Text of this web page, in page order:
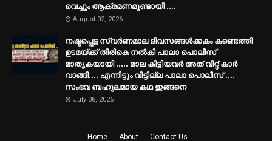
വെച്ചും ആക്രമണമുണ്ടായി ....
August 02, 2026
നഷ്ടപ്പെട്ട സ്വർണമാല ദിവസങ്ങൾക്കകം കണ്ടെത്തി
ഉടമയ്ക്ക് തിരികെ നൽകി പാലാ പൊലീസ്
മാതൃകയായി ..... മാല കിട്ടിയവർ അത് വിറ്റ് കാർ
വാങ്ങി.... എന്നിട്ടും വിട്ടില്ല പാലാ പൊലീസ് ....
സംഭവ ബഹുലമായ കഥ ഇങ്ങനെ
July 08, 2026
Home About Contact Us